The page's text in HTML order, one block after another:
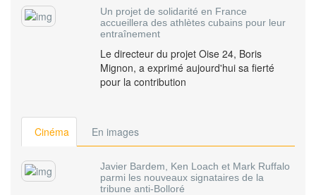
Un projet de solidarité en France
accueillera des athlètes cubains pour leur
entraînement
Le directeur du projet Oise 24, Boris
Mignon, a exprimé aujourd'hui sa fierté
pour la contribution
Cinéma En images
Javier Bardem, Ken Loach et Mark Ruffalo
parmi les nouveaux signataires de la
tribune anti-Bolloré